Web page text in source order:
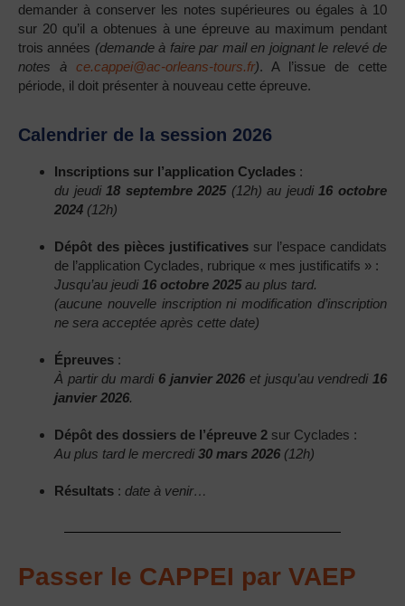
demander à conserver les notes supérieures ou égales à 10
sur 20 qu’il a obtenues à une épreuve au maximum pendant
trois années (demande à faire par mail en joignant le relevé de
notes à ce.cappei@ac-orleans-tours.fr). A l’issue de cette
période, il doit présenter à nouveau cette épreuve.
Calendrier de la session 2026
Inscriptions sur l’application Cyclades :
du jeudi 18 septembre 2025(12h) au jeudi 16 octobre
2024 (12h)
Dépôt des pièces justificatives sur l’espace candidats
de l’application Cyclades, rubrique « mes justificatifs » :
Jusqu’au jeudi 16 octobre 2025au plus tard.
(aucune nouvelle inscription ni modification d’inscription
ne sera acceptée après cette date)
Épreuves :
À partir du mardi 6 janvier 2026 et jusqu’au vendredi16
janvier 2026.
Dépôt des dossiers de l’épreuve 2 sur Cyclades :
Au plus tard le mercredi30 mars 2026 (12h)
Résultats : date à venir…
Passer le CAPPEI par VAEP